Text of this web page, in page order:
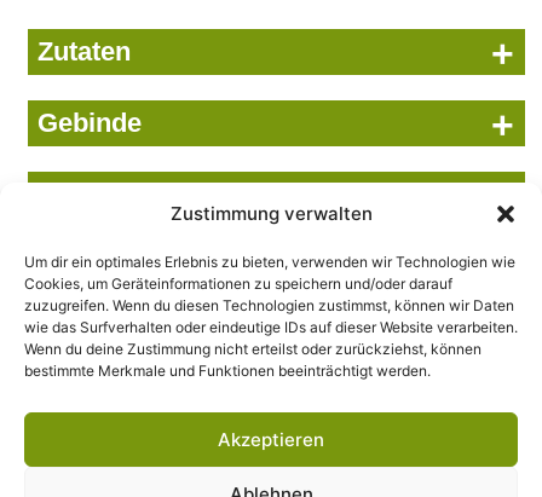
Zustimmung verwalten
Um dir ein optimales Erlebnis zu bieten, verwenden wir Technologien wie
Cookies, um Geräteinformationen zu speichern und/oder darauf
zuzugreifen. Wenn du diesen Technologien zustimmst, können wir Daten
wie das Surfverhalten oder eindeutige IDs auf dieser Website verarbeiten.
Wenn du deine Zustimmung nicht erteilst oder zurückziehst, können
bestimmte Merkmale und Funktionen beeinträchtigt werden.
Akzeptieren
Zutaten +
Gebinde +
+
Wir setzen uns ein...
… für das Wohl der Natur, der Umwelt und des Menschen.
Und das schon seit über 85 Jahren. Beutelsbacher steht für
hochwertige Bio-Säfte, Direktsäfte und Erfrischungsgetränke
in bester Qualität.
Stellenangebote